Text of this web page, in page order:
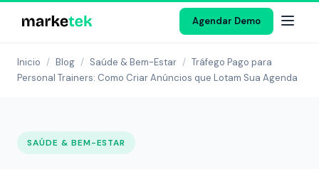
Agendar Demo
Inicio / Blog / Saúde & Bem-Estar / Tráfego Pago para
Personal Trainers: Como Criar Anúncios que Lotam Sua Agenda
SAÚDE & BEM-ESTAR